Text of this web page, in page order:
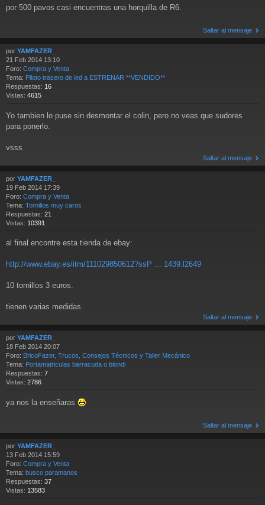
por 500 pavos casi encuentras una horquilla de R6.
Saltar al mensaje
por YAMFAZER_
21 Feb 2014 13:10
Foro: Compra y Venta
Tema: Piloto trasero de led a ESTRENAR **VENDIDO**
Respuestas: 16
Vistas: 4615
Yo tambien lo puse sin desmontar el colin, pero no veas que sudores
para ponerlo.
vsss
Saltar al mensaje
por YAMFAZER_
19 Feb 2014 17:39
Foro: Compra y Venta
Tema: Tornillos muy caros
Respuestas: 21
Vistas: 10391
al final encontre esta tienda de ebay:
http://www.ebay.es/itm/111029850612?ssP ... 1439.l2649
10 tornillos 3 euros.
tienen varias medidas.
Saltar al mensaje
por YAMFAZER_
18 Feb 2014 20:07
Foro: BricoFazer, Trucos, Consejos Técnicos y Taller Mecánico
Tema: Portamatriculas barracuda o biondi
Respuestas: 7
Vistas: 2786
ya nos la enseñaras
Saltar al mensaje
por YAMFAZER_
13 Feb 2014 15:59
Foro: Compra y Venta
Tema: busco paramanos
Respuestas: 37
Vistas: 13583